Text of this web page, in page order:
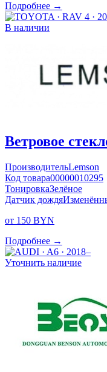
Подробнее →
В наличии
Ветровое
ПроизводительLemson
Код товара00000010295
ТонировкаЗелёное
Датчик дождя
от 150 BYN
Подробнее →
Уточнить наличие